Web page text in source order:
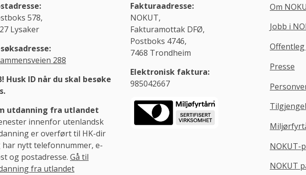
578,
Lysaker
288
Husk ID når du skal besøke
utdanning fra utlandet
innenfor utenlandsk
er overført til HK-dir
har nytt telefonnummer, e-
og postadresse. Gå til
fra utlandet
Fakturaadresse:
NOKUT,
Fakturamottak DFØ,
Postboks 4746,
7468 Trondheim
Elektronisk faktura:
985042667
Om
Jobb i
Presse
NOKUT-
NOKUT